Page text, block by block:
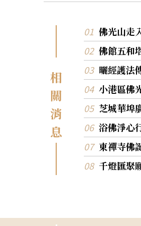
相
關
消
息
佛光山走
佛館五和
曬經護法
小港區佛
芝城華埠
浴佛淨心
東禪寺佛
千燈匯聚